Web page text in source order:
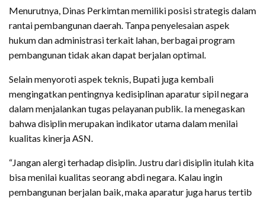
Menurutnya, Dinas Perkimtan memiliki posisi strategis dalam
rantai pembangunan daerah. Tanpa penyelesaian aspek
hukum dan administrasi terkait lahan, berbagai program
pembangunan tidak akan dapat berjalan optimal.
Selain menyoroti aspek teknis, Bupati juga kembali
mengingatkan pentingnya kedisiplinan aparatur sipil negara
dalam menjalankan tugas pelayanan publik. Ia menegaskan
bahwa disiplin merupakan indikator utama dalam menilai
kualitas kinerja ASN.
“Jangan alergi terhadap disiplin. Justru dari disiplin itulah kita
bisa menilai kualitas seorang abdi negara. Kalau ingin
pembangunan berjalan baik, maka aparatur juga harus tertib